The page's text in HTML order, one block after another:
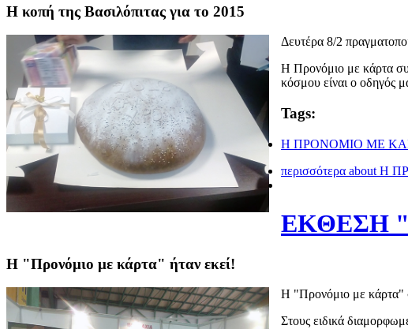
H κοπή της Βασιλόπιτας για το 2015
Δευτέρα 8/2
Η Προνόμιο με κάρτα
κόσμου είναι ο οδηγός
Tags:
Η ΠΡΟΝΟΜΙΟ ΜΕ
περισσότερα about Η
ΕΚΘΕΣΗ
Η "Προνόμιο με κάρτα" ήταν εκεί!
Η "Προνόμιο με κάρτα"
Στους ειδικά